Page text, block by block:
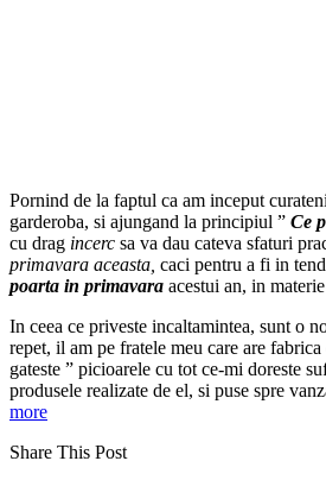
Pornind de la faptul ca am inceput
garderoba, si ajungand la principiul ” Ce
cu drag incerc sa va dau cateva sfaturi
primavara aceasta, caci pentru a fi in
poarta in primavara acestui an, in
In ceea ce priveste incaltamintea, sunt o
repet, il am pe fratele meu care are
gateste ” picioarele cu tot ce-mi doreste
produsele realizate de el, si puse spre
more
Share This Post